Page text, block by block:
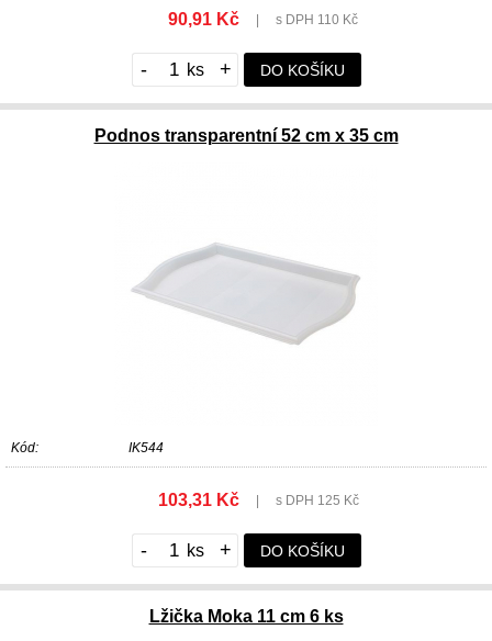
90,91 Kč s DPH 110 Kč
- + DO KOŠÍKU
Podnos transparentní 52 cm x 35 cm
Kód: IK544
103,31 Kč s DPH 125 Kč
- + DO KOŠÍKU
Lžička Moka 11 cm 6 ks